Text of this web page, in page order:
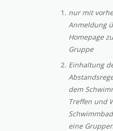
nur mit
Anmeldung
Homepage
Gruppe
Einhaltung
dem
Treffen und
eine